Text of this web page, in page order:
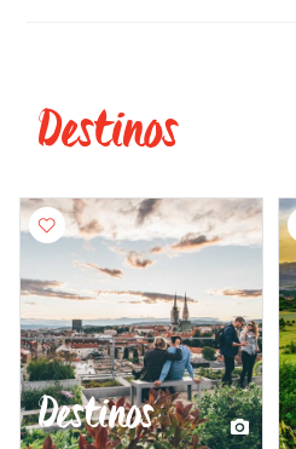
Destinos
Destinos